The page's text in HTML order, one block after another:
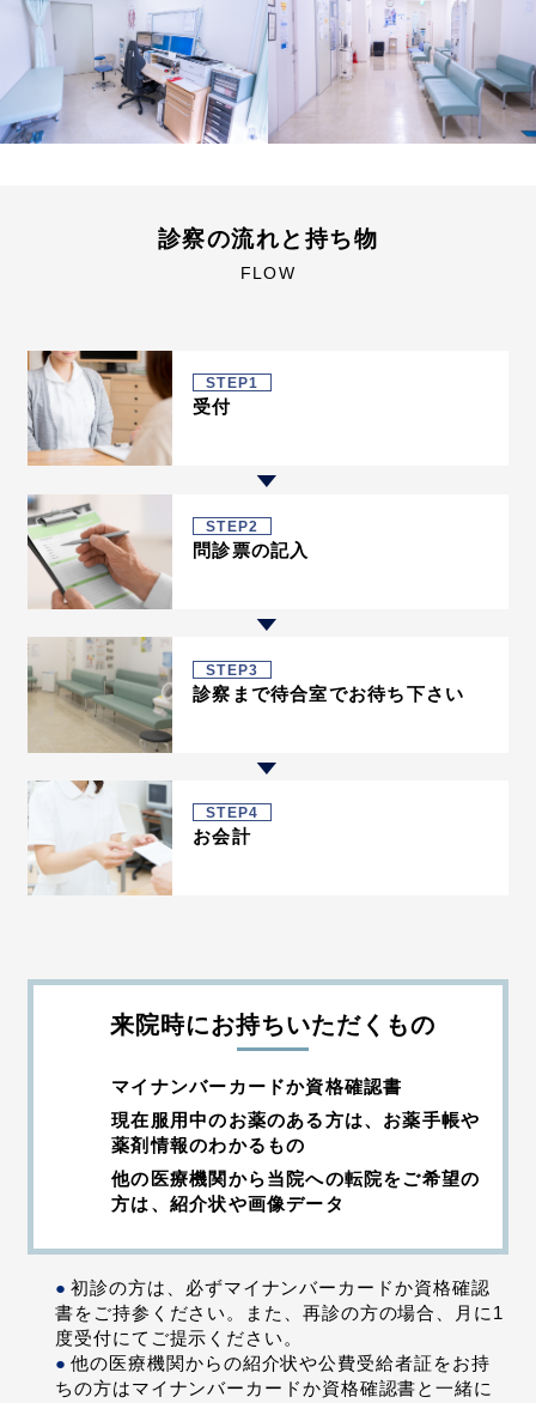
診察の流れと持ち物
FLOW
STEP1
受付
STEP2
問診票の記入
STEP3
診察まで待合室でお待ち下さい
STEP4
お会計
来院時にお持ちいただくもの
マイナンバーカードか資格確認書
現在服用中のお薬のある方は、お薬手帳や
薬剤情報のわかるもの
他の医療機関から当院への転院をご希望の
方は、紹介状や画像データ
初診の方は、必ずマイナンバーカードか資格確認
書をご持参ください。また、再診の方の場合、月に1
度受付にてご提示ください。
他の医療機関からの紹介状や公費受給者証をお持
ちの方はマイナンバーカードか資格確認書と一緒に